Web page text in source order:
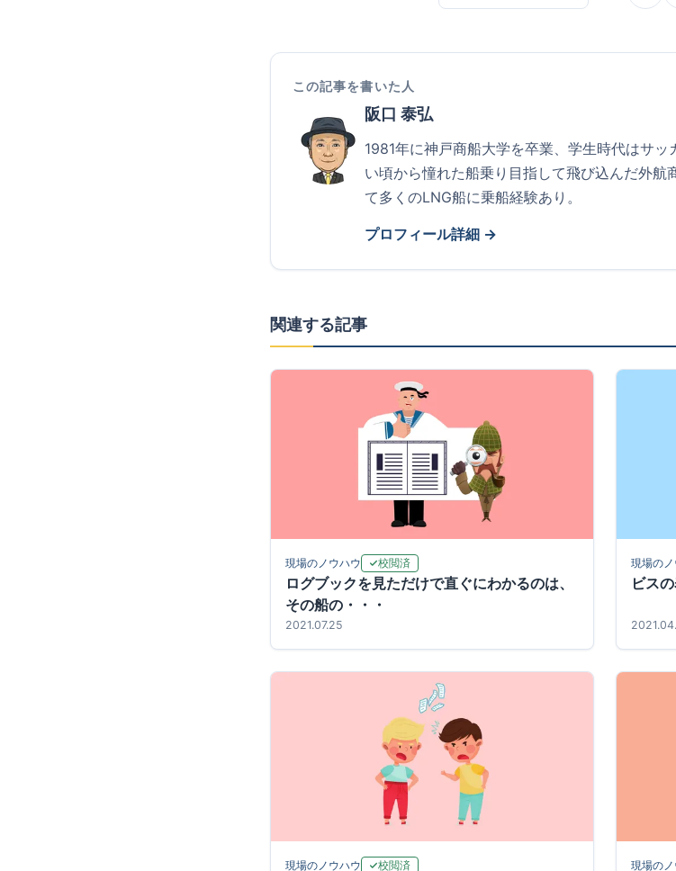
この記事を書いた人
阪口 泰弘
1981年に神戸商船大学を卒業、学生時代はサ
い頃から憧れた船乗り目指して飛び込んだ外航
て多くのLNG船に乗船経験あり。
プロフィール詳細 →
関連する記事
現場のノウハウ 校閲済
ログブックを見ただけで直ぐにわかるのは、
その船の・・・
2021.07.25
現場の
ビス
現場のノウハウ 校閲済 現場の